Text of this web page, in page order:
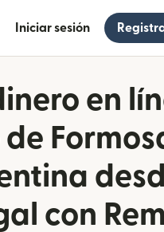
Iniciar sesión
en
de
con